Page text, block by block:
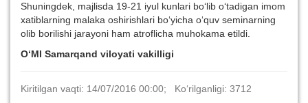
Shuningdek, majlisda 19-21 iyul kunlari bo‘lib o‘tadigan imom
xatiblarning malaka oshirishlari bo‘yicha o‘quv seminarning
olib borilishi jarayoni ham atroflicha muhokama etildi.
O‘MI Samarqand viloyati vakilligi
Kiritilgan vaqti: 14/07/2016 00:00; Ko‘rilganligi: 3712